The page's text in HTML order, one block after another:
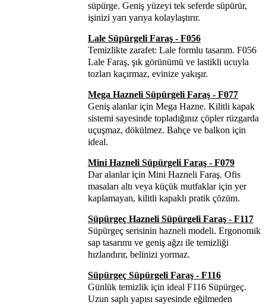
süpürge. Geniş yüzeyi tek seferde süpürür,
işinizi yarı yarıya kolaylaştırır.
Lale Süpürgeli Faraş - F056
Temizlikte zarafet: Lale formlu tasarım. F056
Lale Faraş, şık görünümü ve lastikli ucuyla
tozları kaçırmaz, evinize yakışır.
Mega Hazneli Süpürgeli Faraş - F077
Geniş alanlar için Mega Hazne. Kilitli kapak
sistemi sayesinde topladığınız çöpler rüzgarda
uçuşmaz, dökülmez. Bahçe ve balkon için
ideal.
Mini Hazneli Süpürgeli Faraş - F079
Dar alanlar için Mini Hazneli Faraş. Ofis
masaları altı veya küçük mutfaklar için yer
kaplamayan, kilitli kapaklı pratik çözüm.
Süpürgeç Hazneli Süpürgeli Faraş - F117
Süpürgeç serisinin hazneli modeli. Ergonomik
sap tasarımı ve geniş ağzı ile temizliği
hızlandırır, belinizi yormaz.
Süpürgeç Süpürgeli Faraş - F116
Günlük temizlik için ideal F116 Süpürgeç.
Uzun saplı yapısı sayesinde eğilmeden